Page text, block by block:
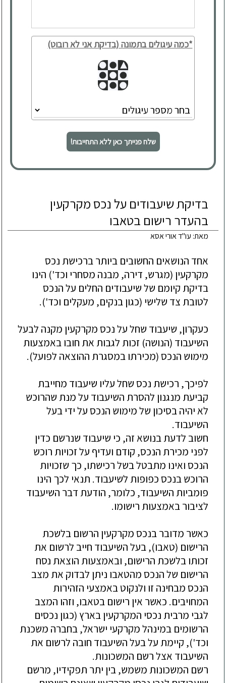
*כמה עיגולים בתמונה (בדיקת אני לא רובוט)
שלח פנייתך כאן ללא התחייבות!
בדיקת שיעבודים על נכס מקרקעין
בהעדר רישום בטאבו
מאת: עו"ד אורי אסא
אחד הנושאים החשובים ביותר ברכישת נכס
מקרקעין (מגרש, דירה, מבנה מסחרי וכד') הינו
בדיקת קיומם של שיעבודים החלים על הנכס
לטובת צד שלישי (כגון בנקים, מעקלים וכד').
כעקרון, שיעבוד שחל על נכס מקרקעין מקנה לבעל
השיעבוד (הנושה) זכות לגבות את חובו באמצעות
מימוש הנכס (מכירתו במסגרת ההוצאה לפועל).
לפיכך, רכישת נכס שחל עליו שיעבוד מחייבת
קביעת מנגנון להסרת השיעבוד על מנת שהרוכש
לא יהיה בסיכון של מימוש הנכס על ידי בעל
השיעבוד.
חשוב לדעת בנושא זה, כי שיעבוד שנרשם כדין
לפני מכירת הנכס, קודם ועדיף על זכויות רוכש
הנכס ואינו מתבטל בשל רכישתו, כך שזכויות
הרוכש בנכס כפופות לשיעבוד. תנאי לכך הינו
פומביות השיעבוד, כלומר, הודעת דבר השיעבוד
לציבור באמצעות רישומו.
כאשר מדובר בנכס מקרקעין הרשום בלשכת
הרישום (טאבו), בעל השיעבוד חייב לרשום את
זכותו בלשכת הרישום, ובאמצעות הוצאת נסח
הרישום של הנכס מהטאבו ניתן לבדוק את מצב
הנכס מבחינה זו ולנקוט באמצעי הזהירות
המחויבים. כאשר אין רישום בטאבו, וזהו המצב
לגבי מרבית נכסי המקרקעין בארץ (כגון נכסים
הרשומים במינהל מקרקעי ישראל, בחברה משכנת
וכד'), קיימת על בעל השיעבוד חובה לרשום את
השיעבוד אצל רשם המשכונות.
רשם המשכונות משמש, בין יתר תפקידיו, מרשם